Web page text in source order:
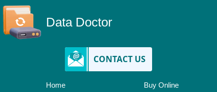
Data Doctor
CONTACT US
Home Buy Online